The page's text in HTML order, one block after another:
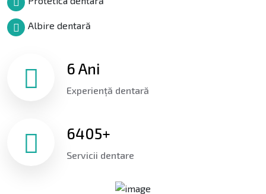
Albire dentară
6 Ani
Experiență dentară
6405+
Servicii dentare